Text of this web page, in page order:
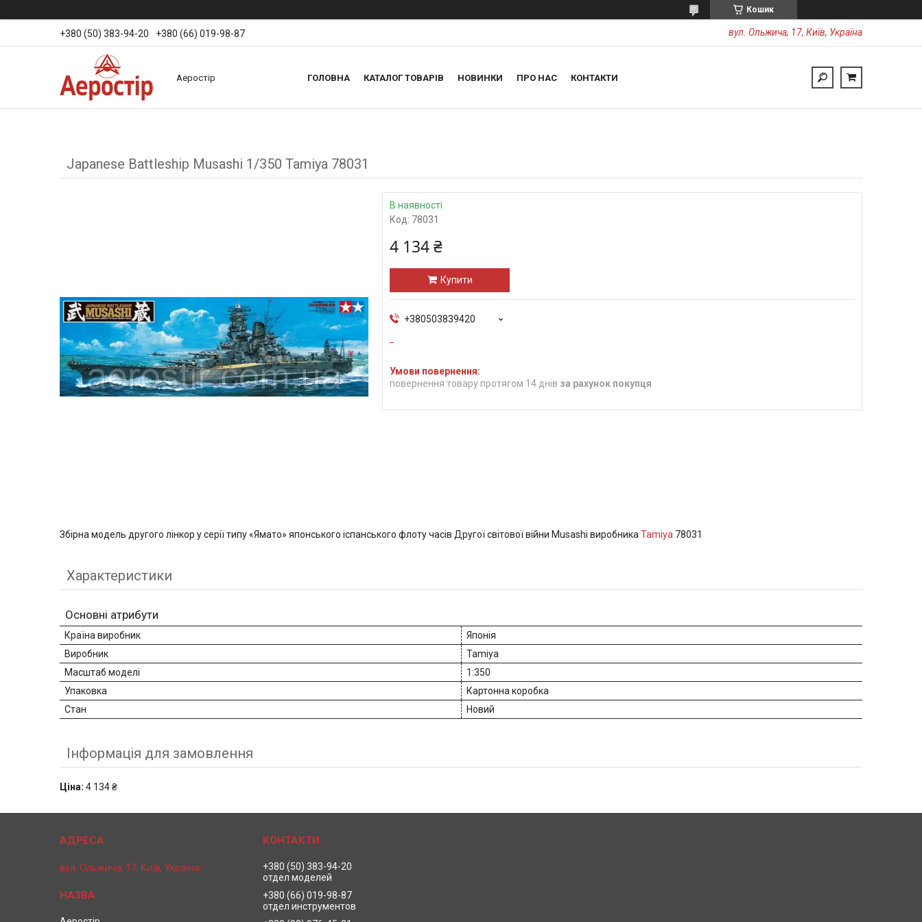
Кошик
+380 (50) 383-94-20 +380 (66) 019-98-87 вул. Ольжича, 17, Київ, Україна
Аеростір ГОЛОВНА КАТАЛОГ ТОВАРІВ НОВИНКИ ПРО НАС КОНТАКТИ
Japanese Battleship Musashi 1/350 Tamiya 78031
В наявності
Код: 78031
4 134 ₴
Купити
+380503839420
повернення товару протягом 14 днів за рахунок покупця
Збірна модель другого лінкор у серії типу «Ямато» японського іспанського флоту часів Другої світової війни Musashi виробникаTamiya 78031
Характеристики
Основні атрибути
Країна виробник
Японія
Виробник
Tamiya
Масштаб моделі
1:350
Упаковка
Картонна коробка
Стан
Новий
Інформація для замовлення
Ціна: 4 134 ₴
вул. Ольжича, 17, Київ, Україна
+380 (50) 383-94-20
отдел моделей
+380 (66) 019-98-87
отдел инструментов